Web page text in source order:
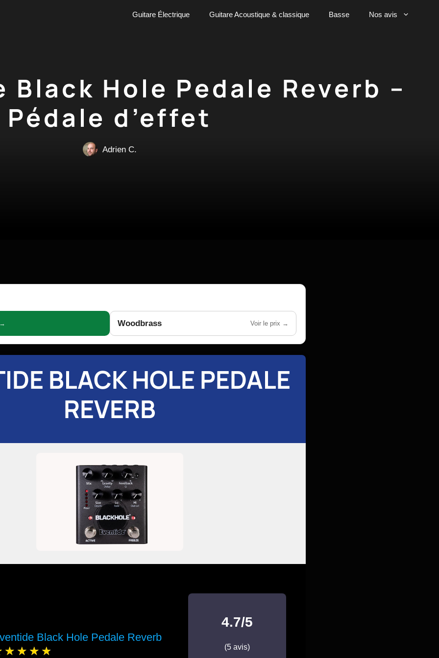
Guitare Électrique Guitare Acoustique & classique Basse Nos avis
Black Hole Pedale Reverb –
Pédale d’effet
Adrien C.
Woodbrass Voir le prix →
BLACK HOLE PEDALE
REVERB
Black Hole Pedale Reverb
4.7/5
(5 avis)